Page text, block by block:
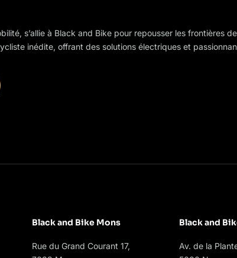
s’allie à Black and Bike pour repousser les frontières
inédite, offrant des solutions électriques et
Black and Bike Mons
Rue du Grand Courant 17,
Black and
Av. de la